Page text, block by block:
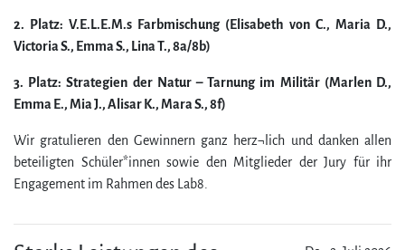
2. Platz: V.E.L.E.M.s Farbmischung (Elisabeth von C., Maria D.,
Victoria S., Emma S., Lina T., 8a/​8b)
3. Platz: Strategien der Natur – Tarnung im Militär (Marlen D.,
Emma E., Mia J., Alisar K., Mara S., 8f)
Wir gratulieren den Gewinnern ganz herz¬lich und danken allen
beteiligten Schüler*innen sowie den Mitglieder der Jury für ihr
Engagement im Rahmen des Lab8.